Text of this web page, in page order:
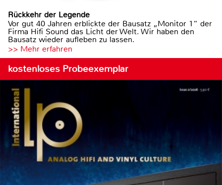
Rückkehr der Legende
Vor gut 40 Jahren erblickte der Bausatz „Monitor 1“ der
Firma Hifi Sound das Licht der Welt. Wir haben den
Bausatz wieder aufleben zu lassen.
>> Mehr erfahren
kostenloses Probeexemplar